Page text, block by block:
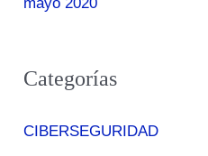
Categorías
CIBERSEGURIDAD